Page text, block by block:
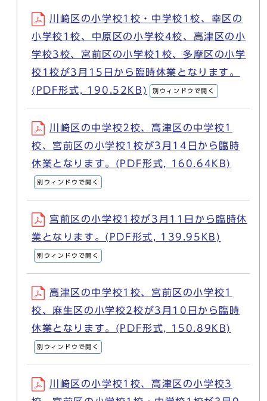
川崎区の小学校1校・中学校1校、幸区の
小学校1校、中原区の小学校4校、高津区の小
学校3校、宮前区の小学校1校、多摩区の小学
校1校が3月15日から臨時休業となります。
(PDF形式, 190.52KB)
別ウィンドウで開く
川崎区の中学校2校、高津区の中学校1
校、宮前区の小学校1校が3月14日から臨時
休業となります。(PDF形式, 160.64KB)
別ウィンドウで開く
宮前区の小学校1校が3月11日から臨時休
業となります。(PDF形式, 139.95KB)
別ウィンドウで開く
高津区の中学校1校、宮前区の小学校1
校、麻生区の小学校2校が3月10日から臨時
休業となります。(PDF形式, 150.89KB)
別ウィンドウで開く
川崎区の小学校1校、高津区の小学校3